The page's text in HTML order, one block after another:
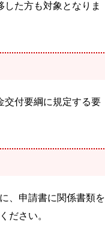
た方も対象となりま
交付要綱に規定する要
、申請書に関係書類を
ださい。